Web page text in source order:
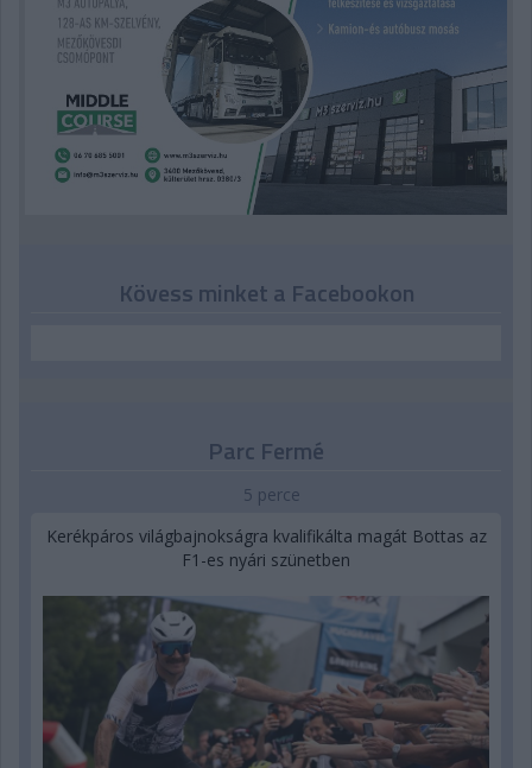
Kövess minket a Facebookon
Parc Fermé
5 perce
Kerékpáros világbajnokságra kvalifikálta magát Bottas az
F1-es nyári szünetben